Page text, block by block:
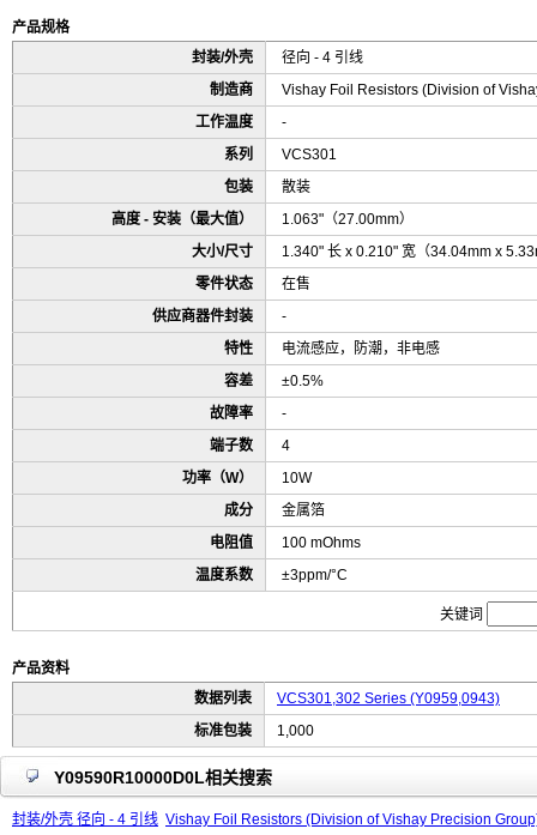
产品规格
封装/外壳
径向 - 4 引线
制造商
Vishay Foil Resistors (Division of
工作温度
-
系列
VCS301
包装
散装
高度 - 安装（最大值）
1.063"（27.00mm）
大小/尺寸
1.340" 长 x 0.210" 宽（34.04mm x
零件状态
在售
供应商器件封装
-
特性
电流感应，防潮，非电感
容差
±0.5%
故障率
-
端子数
4
功率（W）
10W
成分
金属箔
电阻值
100 mOhms
温度系数
±3ppm/°C
关键词
产品资料
数据列表
VCS301,302 Series (Y0959,0943)
标准包装
1,000
Y09590R10000D0L相关搜索
封装/外壳 径向 - 4 引线 Vishay Foil Resistors (Division of Vishay Precision